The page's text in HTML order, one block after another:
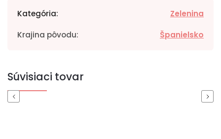
Kategória: Zelenina
Krajina pôvodu: Španielsko
Súvisiaci tovar
Previous Next